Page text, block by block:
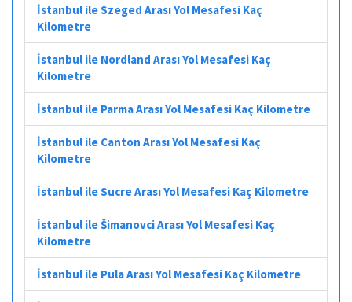
İstanbul ile Szeged Arası Yol Mesafesi Kaç
Kilometre
İstanbul ile Nordland Arası Yol Mesafesi Kaç
Kilometre
İstanbul ile Parma Arası Yol Mesafesi Kaç Kilometre
İstanbul ile Canton Arası Yol Mesafesi Kaç
Kilometre
İstanbul ile Sucre Arası Yol Mesafesi Kaç Kilometre
İstanbul ile Šimanovci Arası Yol Mesafesi Kaç
Kilometre
İstanbul ile Pula Arası Yol Mesafesi Kaç Kilometre